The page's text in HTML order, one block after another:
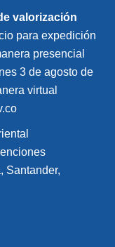
valorización
para expedición
presencial
3 de agosto de
virtual
Santander,